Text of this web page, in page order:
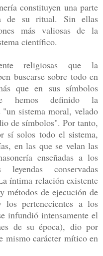
constituyen una parte
de su ritual. Sin ellas
más valiosas de la
científico.
religiosas que la
buscarse sobre todo en
que en sus símbolos
hemos definido la
sistema moral, velado
de símbolos". Por tanto,
sí solos todo el sistema,
en las que se velan las
enseñadas a los
conservadas
íntima relación existente
métodos de ejecución de
pertenecientes a los
infundió intensamente el
de su época), dio por
mismo carácter mítico en